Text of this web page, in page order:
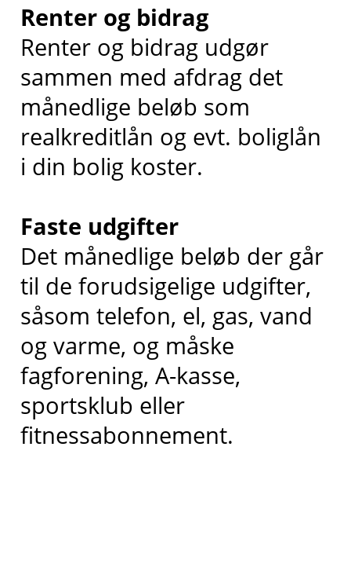
Renter og bidrag
Renter og bidrag udgør
sammen med afdrag det
månedlige beløb som
realkreditlån og evt. boliglån
i din bolig koster.
Faste udgifter
Det månedlige beløb der går
til de forudsigelige udgifter,
såsom telefon, el, gas, vand
og varme, og måske
fagforening, A-kasse,
sportsklub eller
fitnessabonnement.